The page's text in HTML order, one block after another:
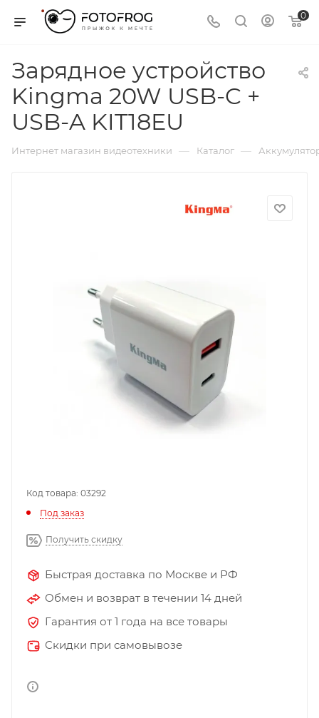
0
Зарядное устройство
Kingma 20W USB-C +
USB-A KIT18EU
Интернет магазин видеотехники — Каталог —
Код товара: 03292
Под заказ
Получить скидку
Быстрая доставка по Москве и РФ
Обмен и возврат в течении 14 дней
Гарантия от 1 года на все товары
Скидки при самовывозе